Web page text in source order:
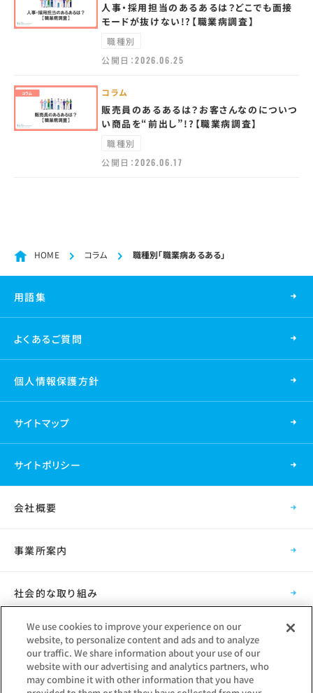
人事・採用担当のあるあるは？どこでも面接
モードが抜けない!?【職業病調査】
職種別
公開日：2026.06.25
コラム
販売員のあるあるは？お客さんなのについつ
い商品を“前出し”!?【職業病調査】
職種別
公開日：2026.06.17
HOME コラム 職種別「職業病あるある」
用語集
よくあるご質問
個人情報保護方針
サイトマップ
サイトポリシー
会社概要
事業所案内
社会的な取り組み
採用情報
グループ会社
We use cookies to improve your experience on our
website, to personalize content and ads and to analyze
our traffic. We share information about your use of our
website with our advertising and analytics partners, who
may combine it with other information that you have